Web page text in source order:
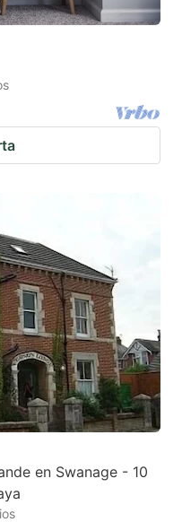
en Swanage - 10